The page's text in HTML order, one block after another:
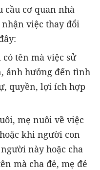
cầu cơ quan nhà
việc thay đổi
có tên mà việc sử
ảnh hưởng đến tình
quyền, lợi ích hợp
mẹ nuôi về việc
khi người con
này hoặc cha
mà cha đẻ, mẹ đẻ